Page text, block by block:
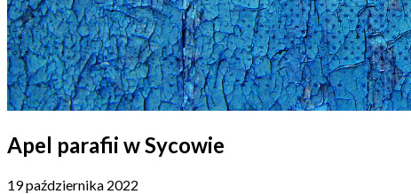
Apel parafii w Sycowie
19 października 2022